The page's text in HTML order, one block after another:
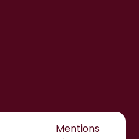
Mentions